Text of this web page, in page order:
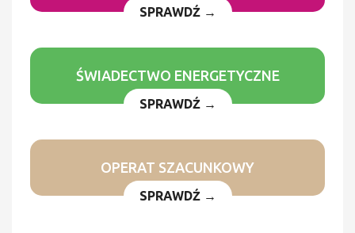
SPRAWDŹ →
ŚWIADECTWO ENERGETYCZNE
SPRAWDŹ →
OPERAT SZACUNKOWY
SPRAWDŹ →